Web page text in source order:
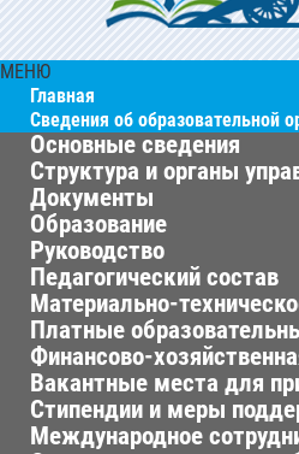
МЕНЮ
Главная
Сведения об образовательной
Основные сведения
Структура и органы
Документы
Образование
Руководство
Педагогический состав
Материально-
Платные
Финансово-
Вакантные места для
Стипендии и меры
Международное